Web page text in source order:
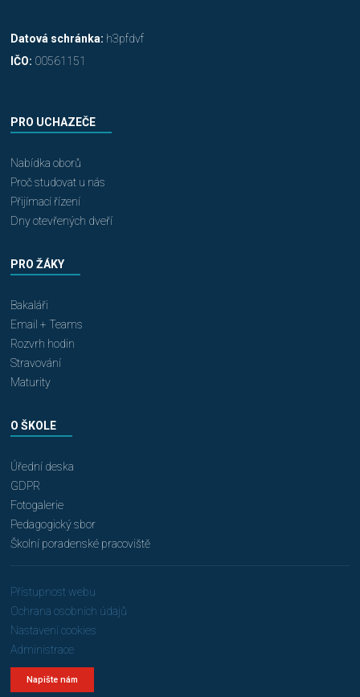
Datová schránka: h3pfdvf
IČO: 00561151
PRO UCHAZEČE
Nabídka oborů
Proč studovat u nás
Přijímací řízení
Dny otevřených dveří
PRO ŽÁKY
Bakaláři
Email + Teams
Rozvrh hodin
Stravování
Maturity
O ŠKOLE
Úřední deska
GDPR
Fotogalerie
Pedagogický sbor
Školní poradenské pracoviště
Přístupnost webu
Ochrana osobních údajů
Nastavení cookies
Administrace
Napište nám